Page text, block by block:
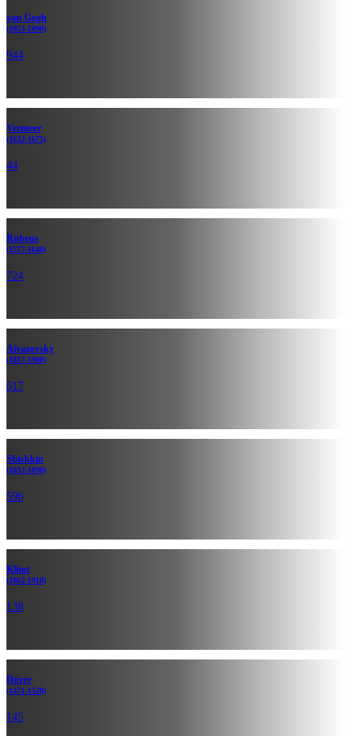
van Gogh
(1853-1890)
944
Vermeer
(1632-1675)
44
Rubens
(1577-1640)
724
Aivazovsky
(1817-1900)
517
Shishkin
(1832-1898)
596
Klimt
(1862-1918)
138
Dürer
(1471-1528)
145